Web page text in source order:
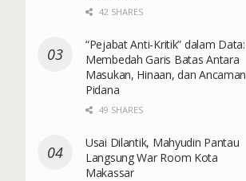
42 SHARES
“Pejabat Anti-Kritik” dalam Data:
Membedah Garis Batas Antara
Masukan, Hinaan, dan Ancaman
Pidana
49 SHARES
Usai Dilantik, Mahyudin Pantau
Langsung War Room Kota
Makassar